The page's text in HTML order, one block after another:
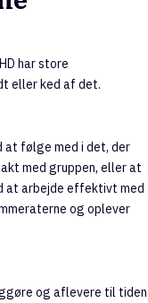
har store
eller ked af det.
at følge med i det, der
med gruppen, eller at
at arbejde effektivt med
og oplever
og aflevere til tiden.